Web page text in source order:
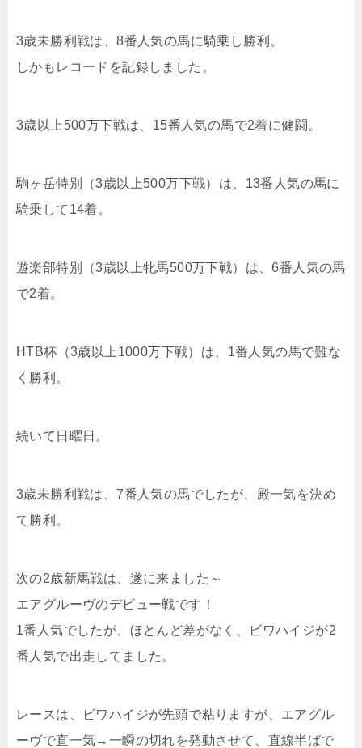
3歳未勝利戦は、8番人気の馬に騎乗し勝利。
しかもレコードを記録しました。
3歳以上500万下戦は、15番人気の馬で2着に健闘。
駒ヶ岳特別（3歳以上500万下戦）は、13番人気の馬に
騎乗して14着。
遊楽部特別（3歳以上牝馬500万下戦）は、6番人気の馬
で2着。
HTB杯（3歳以上1000万下戦）は、1番人気の馬で難な
く勝利。
続いて日曜日。
3歳未勝利戦は、7番人気の馬でしたが、殿一気を決め
て勝利。
次の2歳新馬戦は、遂に来ました～
エアグルーヴのデビュー戦です！
1番人気でしたが、ほとんど差がなく、ビワハイジが2
番人気で出走してました。
レースは、ビワハイジが先頭で粘りますが、エアグル
ーヴで直一気→一瞬の切れを発動させて、直線半ばで